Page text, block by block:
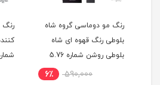
رنگ مو دوماسی گروه شاه
بلوطی رنگ قهوه ای شاه
بلوطی روشن شماره 5.76
590,000 6٪
رنگ